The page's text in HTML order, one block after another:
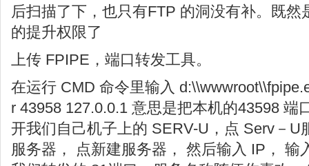
后扫描了下，也只有FTP 的洞没有补。既
的提升权限了
上传 FPIPE，端口转发工具。
在运行 CMD 命令里输入
r 43958 127.0.0.1 意思是把本机的43598 端
开我们自己机子上的 SERV-U，点 Serv－U
服务器， 点新建服务器， 然后输入 IP， 输